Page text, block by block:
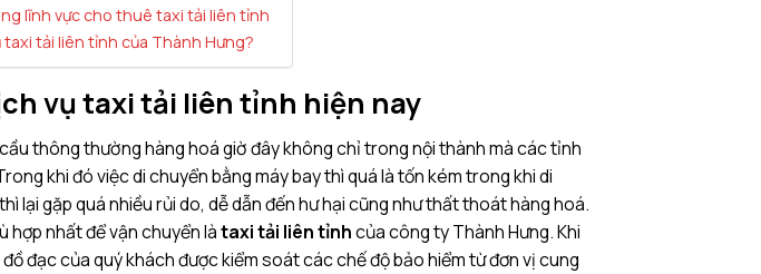
lĩnh vực cho thuê taxi tải liên tỉnh
tải liên tỉnh của Thành Hưng?
vụ taxi tải liên tỉnh hiện nay
thông thường hàng hoá giờ đây không chỉ trong nội thành mà các tỉnh
khi đó việc di chuyển bằng máy bay thì quá là tốn kém trong khi di
lại gặp quá nhiều rủi do, dễ dẫn đến hư hại cũng như thất thoát hàng hoá.
hợp nhất để vận chuyển làtaxi tải liên tỉnhcủa công ty Thành Hưng. Khi
đạc của quý khách được kiểm soát các chế độ bảo hiểm từ đơn vị cung